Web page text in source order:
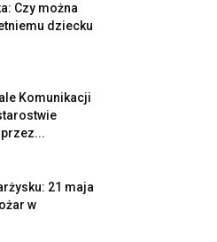
Czy można
dziecku
Komunikacji
21 maja
w